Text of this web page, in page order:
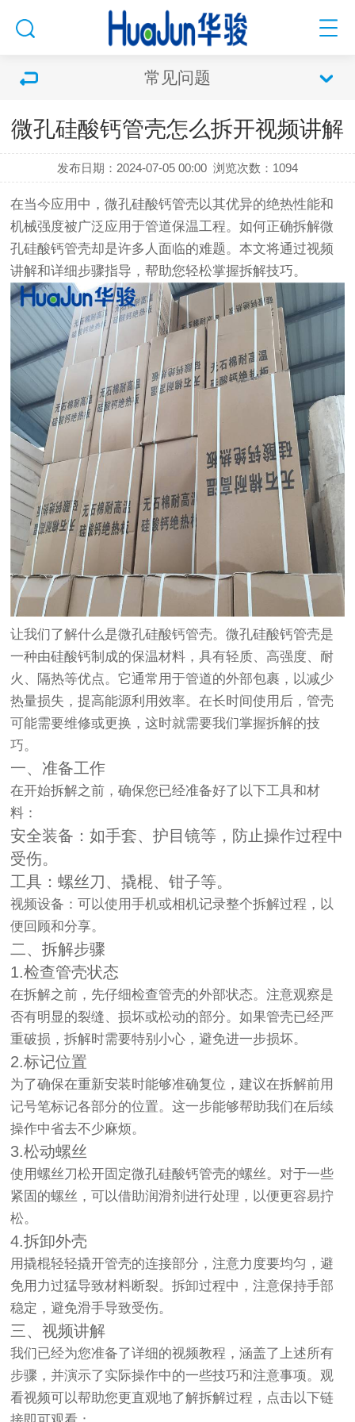
常见问题
微孔硅酸钙管壳怎么拆开视频讲解
发布日期：2024-07-05 00:00 浏览次数： 1094
在当今应用中，微孔硅酸钙管壳以其优异的绝热性能和
机械强度被广泛应用于管道保温工程。如何正确拆解微
孔硅酸钙管壳却是许多人面临的难题。本文将通过视频
讲解和详细步骤指导，帮助您轻松掌握拆解技巧。
让我们了解什么是微孔硅酸钙管壳。微孔硅酸钙管壳是
一种由硅酸钙制成的保温材料，具有轻质、高强度、耐
火、隔热等优点。它通常用于管道的外部包裹，以减少
热量损失，提高能源利用效率。在长时间使用后，管壳
可能需要维修或更换，这时就需要我们掌握拆解的技
巧。
一、准备工作
在开始拆解之前，确保您已经准备好了以下工具和材
料：
安全装备：如手套、护目镜等，防止操作过程中
受伤。
工具：螺丝刀、撬棍、钳子等。
视频设备：可以使用手机或相机记录整个拆解过程，以
便回顾和分享。
二、拆解步骤
1.检查管壳状态
在拆解之前，先仔细检查管壳的外部状态。注意观察是
否有明显的裂缝、损坏或松动的部分。如果管壳已经严
重破损，拆解时需要特别小心，避免进一步损坏。
2.标记位置
为了确保在重新安装时能够准确复位，建议在拆解前用
记号笔标记各部分的位置。这一步能够帮助我们在后续
操作中省去不少麻烦。
3.松动螺丝
使用螺丝刀松开固定微孔硅酸钙管壳的螺丝。对于一些
紧固的螺丝，可以借助润滑剂进行处理，以便更容易拧
松。
4.拆卸外壳
用撬棍轻轻撬开管壳的连接部分，注意力度要均匀，避
免用力过猛导致材料断裂。拆卸过程中，注意保持手部
稳定，避免滑手导致受伤。
三、视频讲解
我们已经为您准备了详细的视频教程，涵盖了上述所有
步骤，并演示了实际操作中的一些技巧和注意事项。观
看视频可以帮助您更直观地了解拆解过程，点击以下链